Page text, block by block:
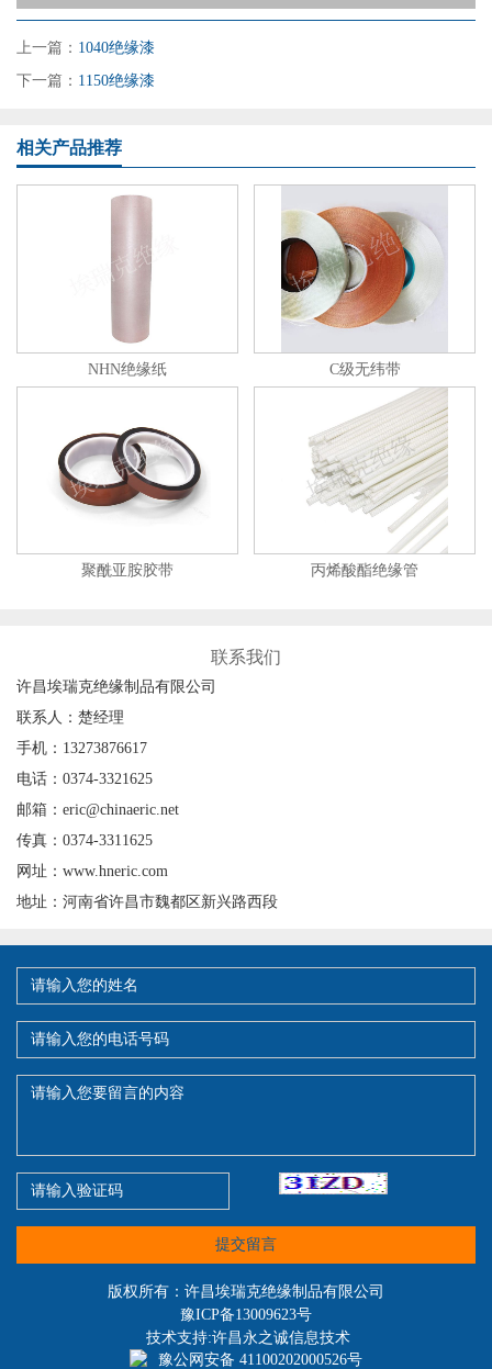
上一篇： 1040绝缘漆
下一篇： 1150绝缘漆
相关产品推荐
NHN绝缘纸 C级无纬带
聚酰亚胺胶带 丙烯酸酯绝缘管
联系我们
许昌埃瑞克绝缘制品有限公司
联系人：楚经理
手机：13273876617
电话：0374-3321625
邮箱：eric@chinaeric.net
传真：0374-3311625
网址：www.hneric.com
地址：河南省许昌市魏都区新兴路西段
提交留言
版权所有：许昌埃瑞克绝缘制品有限公司
豫ICP备13009623号
技术支持:许昌永之诚信息技术
豫公网安备 41100202000526号